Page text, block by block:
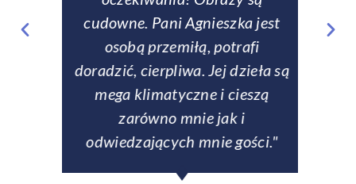
cudowne. Pani Agnieszka jest
osobą przemiłą, potrafi
doradzić, cierpliwa. Jej dzieła są
mega klimatyczne i cieszą
zarówno mnie jak i
odwiedzających mnie gości."